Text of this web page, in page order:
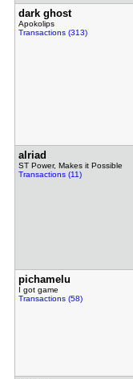
dark ghost
Apokolips
Transactions (313)
alriad
ST Power, Makes it Possible
Transactions (11)
pichamelu
I got game
Transactions (58)